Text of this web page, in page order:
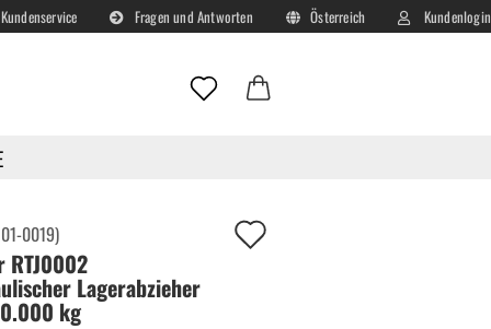
Kundenservice Fragen und Antworten Österreich Kundenlogin
01-0019)
RTJ0002
Lagerabzieher
kg